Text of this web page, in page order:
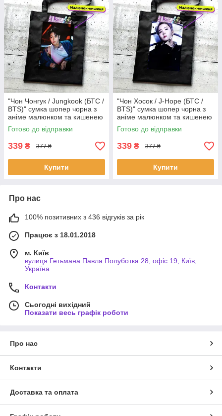
"Чон Чонгук / Jungkook (БТС /
BTS)" сумка шопер чорна з
аніме малюнком та кишенею
Готово до відправки
339 ₴ 377 ₴
Купити
"Чон Хосок / J-Hope (БТС /
BTS)" сумка шопер чорна з
аніме малюнком та кишенею
Готово до відправки
339 ₴ 377 ₴
Купити
Про нас
100% позитивних з 436 відгуків за рік
Працює з 18.01.2018
м. Київ
вулиця Гетьмана Павла Полуботка 28, офіс 19, Київ,
Україна
Контакти
Сьогодні вихідний
Показати весь графік роботи
Про нас
Контакти
Доставка та оплата